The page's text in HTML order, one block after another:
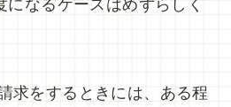
なるケースはめずらしく
求をするときには、ある程